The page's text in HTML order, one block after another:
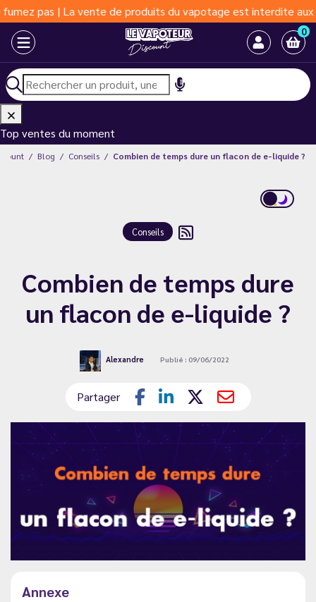
| La vente de produits du vapotage est interdite aux
0
Top ventes du moment
Blog Conseils Combien de temps dure un flacon de e-liquide ?
Conseils
Combien de temps dure
un flacon de e-liquide ?
Alexandre Publié : 09/06/2022
Partager
Annexe